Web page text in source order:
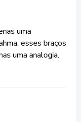
uma
esses braços
uma analogia.